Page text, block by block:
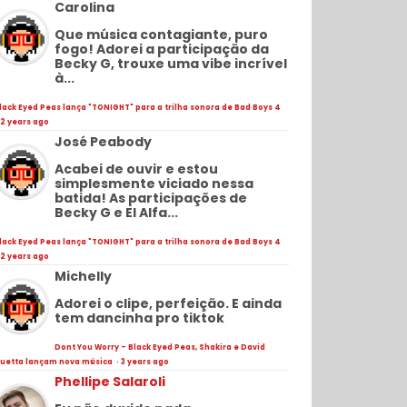
Carolina
Que música contagiante, puro
fogo! Adorei a participação da
Becky G, trouxe uma vibe incrível
à...
Eyed Peas lança "TONIGHT" para a trilha sonora de Bad Boys 4
2 years ago
José Peabody
Acabei de ouvir e estou
simplesmente viciado nessa
batida! As participações de
Becky G e El Alfa...
Eyed Peas lança "TONIGHT" para a trilha sonora de Bad Boys 4
2 years ago
Michelly
Adorei o clipe, perfeição. E ainda
tem dancinha pro tiktok
Dont You Worry - Black Eyed Peas, Shakira e David
lançam nova música · 3 years ago
Phellipe Salaroli